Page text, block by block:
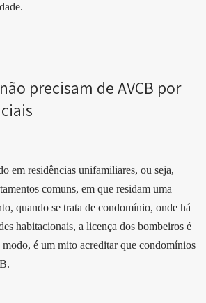
precisam de AVCB por
em residências unifamiliares, ou seja,
comuns, em que residam uma
quando se trata de condomínio, onde há
habitacionais, a licença dos bombeiros é
modo, é um mito acreditar que condomínios